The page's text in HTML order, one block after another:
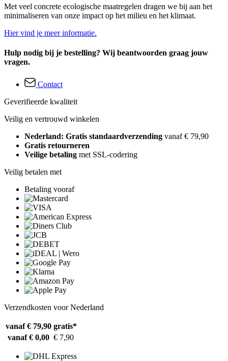
Met veel concrete ecologische maatregelen dragen we bij aan het
minimaliseren van onze impact op het milieu en het klimaat.
Hier vind je meer informatie.
Hulp nodig bij je bestelling? Wij beantwoorden graag jouw
vragen.
Contact
Geverifieerde kwaliteit
Veilig en vertrouwd winkelen
Nederland: Gratis standaardverzending vanaf € 79,90
Gratis retourneren
Veilige betaling met SSL-codering
Veilig betalen met
Betaling vooraf
Verzendkosten voor Nederland
vanaf € 79,90 gratis*
vanaf € 0,00 € 7,90